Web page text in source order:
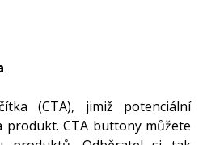
(CTA), jimiž potenciální
produkt. CTA buttony můžete